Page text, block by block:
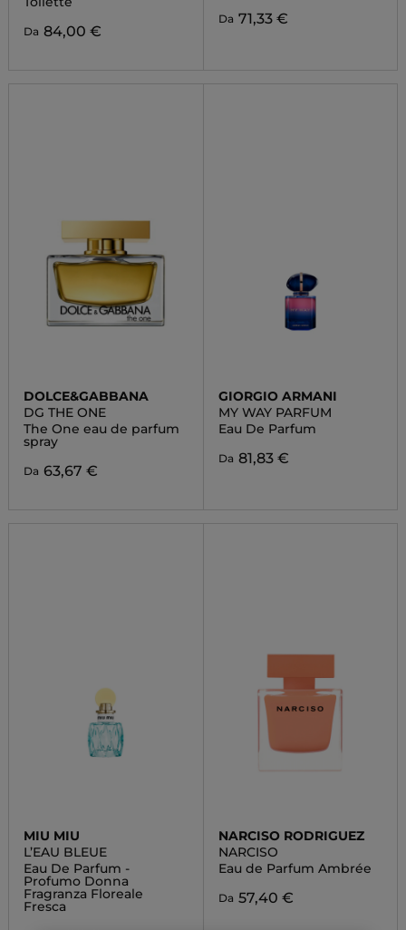
Da 84,00 €
Da 71,33 €
DOLCE&GABBANA
DG THE ONE
The One eau de parfum
spray
Da 63,67 €
GIORGIO ARMANI
MY WAY PARFUM
Eau De Parfum
Da 81,83 €
MIU MIU
L’EAU BLEUE
Eau De Parfum -
Profumo Donna
Fragranza Floreale
Fresca
NARCISO RODRIGUEZ
NARCISO
Eau de Parfum Ambrée
Da 57,40 €